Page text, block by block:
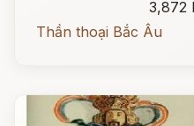
3,872
Thần thoại Bắc Âu